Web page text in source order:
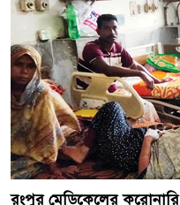
রংপুর মেডিকেলের